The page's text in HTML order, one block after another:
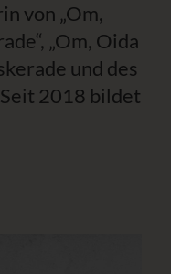
von „Om,
„Om, Oida
und des
2018 bildet